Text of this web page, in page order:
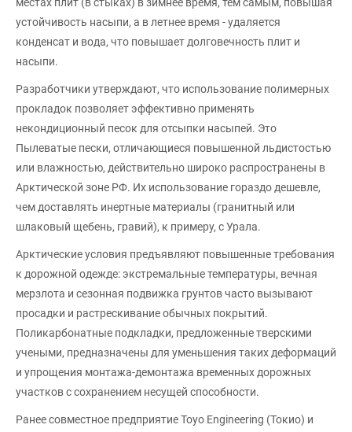
местах плит (в стыках) в зимнее время, тем самым, повышая
устойчивость насыпи, а в летнее время - удаляется
конденсат и вода, что повышает долговечность плит и
насыпи.
Разработчики утверждают, что использование полимерных
прокладок позволяет эффективно применять
некондиционный песок для отсыпки насыпей. Это
Пылеватые пески, отличающиеся повышенной льдистостью
или влажностью, действительно широко распространены в
Арктической зоне РФ. Их использование гораздо дешевле,
чем доставлять инертные материалы (гранитный или
шлаковый щебень, гравий), к примеру, с Урала.
Арктические условия предъявляют повышенные требования
к дорожной одежде: экстремальные температуры, вечная
мерзлота и сезонная подвижка грунтов часто вызывают
просадки и растрескивание обычных покрытий.
Поликарбонатные подкладки, предложенные тверскими
учеными, предназначены для уменьшения таких деформаций
и упрощения монтажа-демонтажа временных дорожных
участков с сохранением несущей способности.
Ранее совместное предприятие Toyo Engineering (Токио) и